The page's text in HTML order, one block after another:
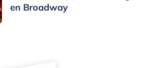
en Broadway